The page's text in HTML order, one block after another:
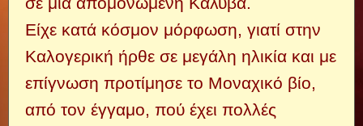
Είχε κατά κόσμον μόρφωση, γιατί στην
Καλογερική ήρθε σε μεγάλη ηλικία και με
επίγνωση προτίμησε το Μοναχικό βίο,
από τον έγγαμο, πού έχει πολλές